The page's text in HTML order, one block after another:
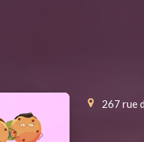
267 rue